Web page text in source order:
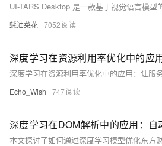
蚝油菜花 7052
深度学习在资源利用率优化中的应
深度学习在资源利用率优化中的应用：让服
Echo_Wish 747